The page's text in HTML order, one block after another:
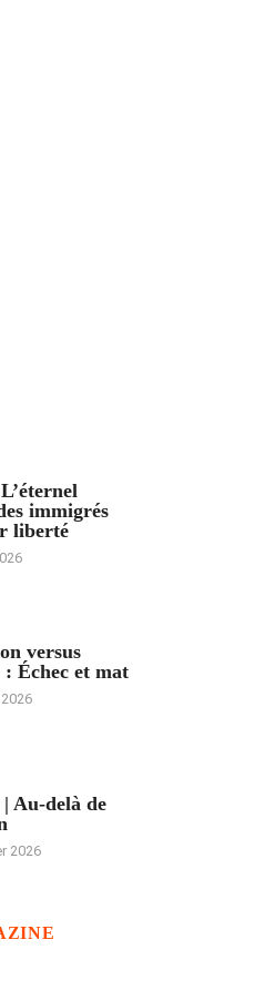
immigrés
liberté
versus
Échec et mat
Au-delà de
2026